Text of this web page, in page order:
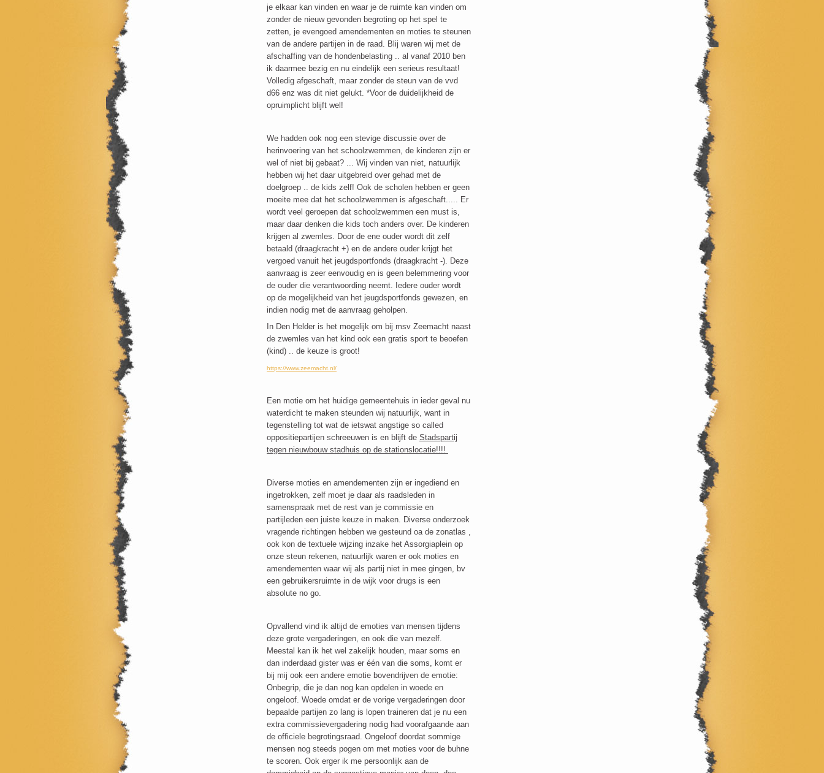
je elkaar kan vinden en waar je de ruimte kan vinden om
zonder de nieuw gevonden begroting op het spel te
zetten, je evengoed amendementen en moties te steunen
van de andere partijen in de raad. Blij waren wij met de
afschaffing van de hondenbelasting .. al vanaf 2010 ben
ik daarmee bezig en nu eindelijk een serieus resultaat!
Volledig afgeschaft, maar zonder de steun van de vvd
d66 enz was dit niet gelukt. *Voor de duidelijkheid de
opruimplicht blijft wel!
We hadden ook nog een stevige discussie over de
herinvoering van het schoolzwemmen, de kinderen zijn er
wel of niet bij gebaat? ... Wij vinden van niet, natuurlijk
hebben wij het daar uitgebreid over gehad met de
doelgroep .. de kids zelf! Ook de scholen hebben er geen
moeite mee dat het schoolzwemmen is afgeschaft..... Er
wordt veel geroepen dat schoolzwemmen een must is,
maar daar denken die kids toch anders over. De kinderen
krijgen al zwemles. Door de ene ouder wordt dit zelf
betaald (draagkracht +) en de andere ouder krijgt het
vergoed vanuit het jeugdsportfonds (draagkracht -). Deze
aanvraag is zeer eenvoudig en is geen belemmering voor
de ouder die verantwoording neemt. Iedere ouder wordt
op de mogelijkheid van het jeugdsportfonds gewezen, en
indien nodig met de aanvraag geholpen.
In Den Helder is het mogelijk om bij msv Zeemacht naast
de zwemles van het kind ook een gratis sport te beoefen
(kind) .. de keuze is groot!
https://www.zeemacht.nl/
Een motie om het huidige gemeentehuis in ieder geval nu
waterdicht te maken steunden wij natuurlijk, want in
tegenstelling tot wat de ietswat angstige so called
oppositiepartijen schreeuwen is en blijft de Stadspartij
tegen nieuwbouw stadhuis op de stationslocatie!!!!
Diverse moties en amendementen zijn er ingediend en
ingetrokken, zelf moet je daar als raadsleden in
samenspraak met de rest van je commissie en
partijleden een juiste keuze in maken. Diverse onderzoek
vragende richtingen hebben we gesteund oa de zonatlas ,
ook kon de textuele wijzing inzake het Assorgiaplein op
onze steun rekenen, natuurlijk waren er ook moties en
amendementen waar wij als partij niet in mee gingen, bv
een gebruikersruimte in de wijk voor drugs is een
absolute no go.
Opvallend vind ik altijd de emoties van mensen tijdens
deze grote vergaderingen, en ook die van mezelf.
Meestal kan ik het wel zakelijk houden, maar soms en
dan inderdaad gister was er één van die soms, komt er
bij mij ook een andere emotie bovendrijven de emotie:
Onbegrip, die je dan nog kan opdelen in woede en
ongeloof. Woede omdat er de vorige vergaderingen door
bepaalde partijen zo lang is lopen traineren dat je nu een
extra commissievergadering nodig had voorafgaande aan
de officiele begrotingsraad. Ongeloof doordat sommige
mensen nog steeds pogen om met moties voor de buhne
te scoren. Ook erger ik me persoonlijk aan de